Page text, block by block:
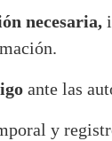
necesaria,
ante las
y